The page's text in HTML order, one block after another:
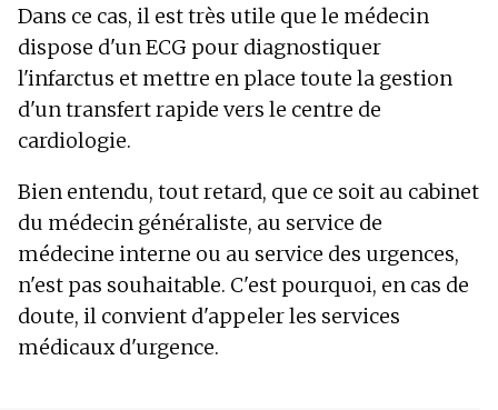
Dans ce cas, il est très utile que le médecin
dispose d'un ECG pour diagnostiquer
l'infarctus et mettre en place toute la gestion
d'un transfert rapide vers le centre de
cardiologie.
Bien entendu, tout retard, que ce soit au cabinet
du médecin généraliste, au service de
médecine interne ou au service des urgences,
n'est pas souhaitable. C'est pourquoi, en cas de
doute, il convient d'appeler les services
médicaux d'urgence.